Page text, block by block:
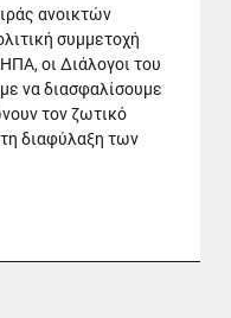
ανοικτών
συμμετοχή
οι Διάλογοι του
να διασφαλίσουμε
τον ζωτικό
διαφύλαξη των